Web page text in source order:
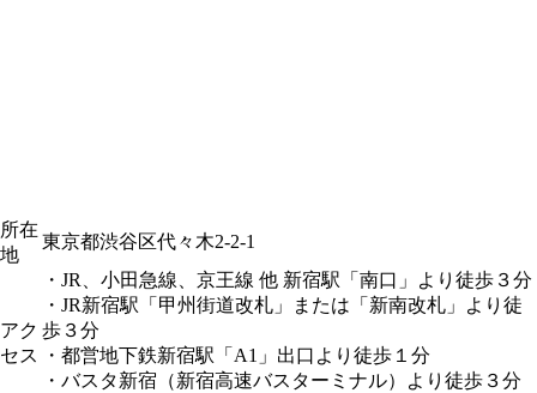
所在
地
東京都渋谷区代々木2-2-1
アク
セス
・JR、小田急線、京王線 他 新宿駅「南口」より徒歩３分
・JR新宿駅「甲州街道改札」または「新南改札」より徒
歩３分
・都営地下鉄新宿駅「A1」出口より徒歩１分
・バスタ新宿（新宿高速バスターミナル）より徒歩３分